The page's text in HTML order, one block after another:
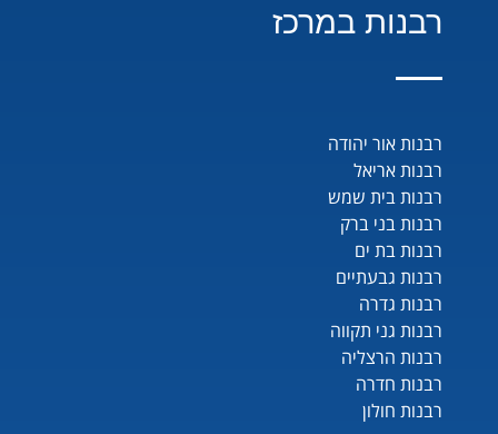
רבנות במרכז
רבנות אור יהודה
רבנות אריאל
רבנות בית שמש
רבנות בני ברק
רבנות בת ים
רבנות גבעתיים
רבנות גדרה
רבנות גני תקווה
רבנות הרצליה
רבנות חדרה
רבנות חולון